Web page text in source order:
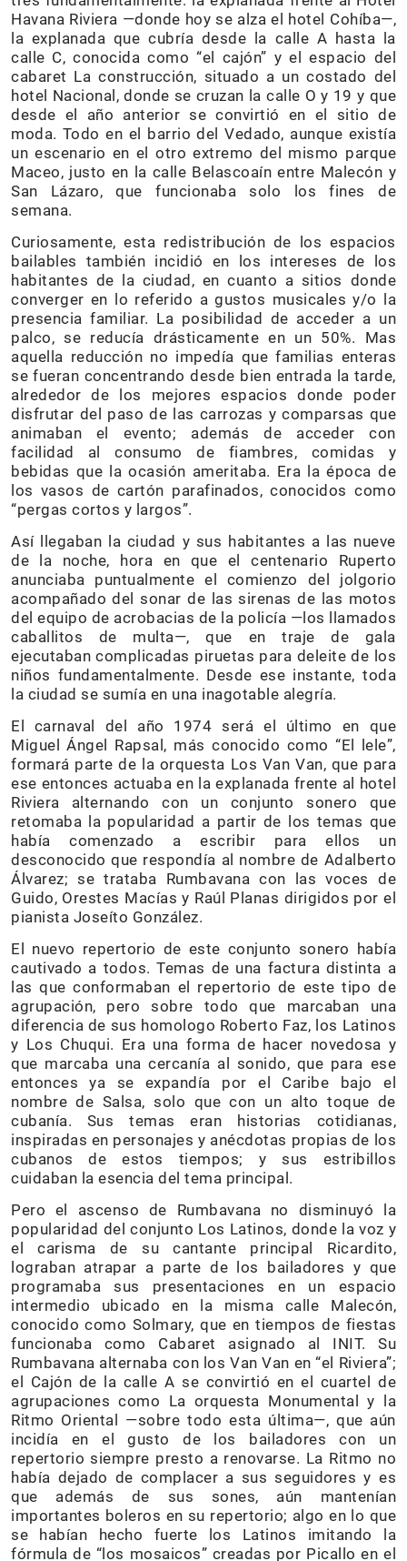
Havana Riviera —donde hoy se alza el hotel Cohíba—,
la explanada que cubría desde la calle A hasta la
calle C, conocida como “el cajón” y el espacio del
cabaret La construcción, situado a un costado del
hotel Nacional, donde se cruzan la calle O y 19 y que
desde el año anterior se convirtió en el sitio de
moda. Todo en el barrio del Vedado, aunque existía
un escenario en el otro extremo del mismo parque
Maceo, justo en la calle Belascoaín entre Malecón y
San Lázaro, que funcionaba solo los fines de
semana.
Curiosamente, esta redistribución de los espacios
bailables también incidió en los intereses de los
habitantes de la ciudad, en cuanto a sitios donde
converger en lo referido a gustos musicales y/o la
presencia familiar. La posibilidad de acceder a un
palco, se reducía drásticamente en un 50%. Mas
aquella reducción no impedía que familias enteras
se fueran concentrando desde bien entrada la tarde,
alrededor de los mejores espacios donde poder
disfrutar del paso de las carrozas y comparsas que
animaban el evento; además de acceder con
facilidad al consumo de fiambres, comidas y
bebidas que la ocasión ameritaba. Era la época de
los vasos de cartón parafinados, conocidos como
“pergas cortos y largos”.
Así llegaban la ciudad y sus habitantes a las nueve
de la noche, hora en que el centenario Ruperto
anunciaba puntualmente el comienzo del jolgorio
acompañado del sonar de las sirenas de las motos
del equipo de acrobacias de la policía —los llamados
caballitos de multa—, que en traje de gala
ejecutaban complicadas piruetas para deleite de los
niños fundamentalmente. Desde ese instante, toda
la ciudad se sumía en una inagotable alegría.
El carnaval del año 1974 será el último en que
Miguel Ángel Rapsal, más conocido como “El lele”,
formará parte de la orquesta Los Van Van, que para
ese entonces actuaba en la explanada frente al hotel
Riviera alternando con un conjunto sonero que
retomaba la popularidad a partir de los temas que
había comenzado a escribir para ellos un
desconocido que respondía al nombre de Adalberto
Álvarez; se trataba Rumbavana con las voces de
Guido, Orestes Macías y Raúl Planas dirigidos por el
pianista Joseíto González.
El nuevo repertorio de este conjunto sonero había
cautivado a todos. Temas de una factura distinta a
las que conformaban el repertorio de este tipo de
agrupación, pero sobre todo que marcaban una
diferencia de sus homologo Roberto Faz, los Latinos
y Los Chuqui. Era una forma de hacer novedosa y
que marcaba una cercanía al sonido, que para ese
entonces ya se expandía por el Caribe bajo el
nombre de Salsa, solo que con un alto toque de
cubanía. Sus temas eran historias cotidianas,
inspiradas en personajes y anécdotas propias de los
cubanos de estos tiempos; y sus estribillos
cuidaban la esencia del tema principal.
Pero el ascenso de Rumbavana no disminuyó la
popularidad del conjunto Los Latinos, donde la voz y
el carisma de su cantante principal Ricardito,
lograban atrapar a parte de los bailadores y que
programaba sus presentaciones en un espacio
intermedio ubicado en la misma calle Malecón,
conocido como Solmary, que en tiempos de fiestas
funcionaba como Cabaret asignado al INIT. Su
Rumbavana alternaba con los Van Van en “el Riviera”;
el Cajón de la calle A se convirtió en el cuartel de
agrupaciones como La orquesta Monumental y la
Ritmo Oriental —sobre todo esta última—, que aún
incidía en el gusto de los bailadores con un
repertorio siempre presto a renovarse. La Ritmo no
había dejado de complacer a sus seguidores y es
que además de sus sones, aún mantenían
importantes boleros en su repertorio; algo en lo que
se habían hecho fuerte los Latinos imitando la
fórmula de “los mosaicos” creadas por Picallo en el